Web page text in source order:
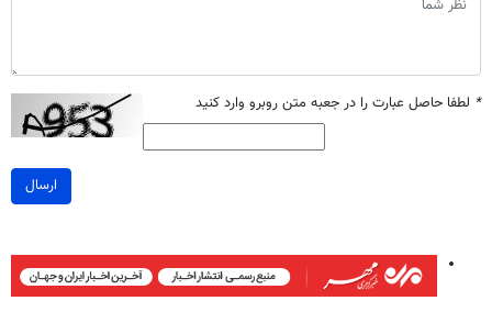
* لطفا حاصل عبارت را در جعبه متن روبرو وارد کنید
ارسال